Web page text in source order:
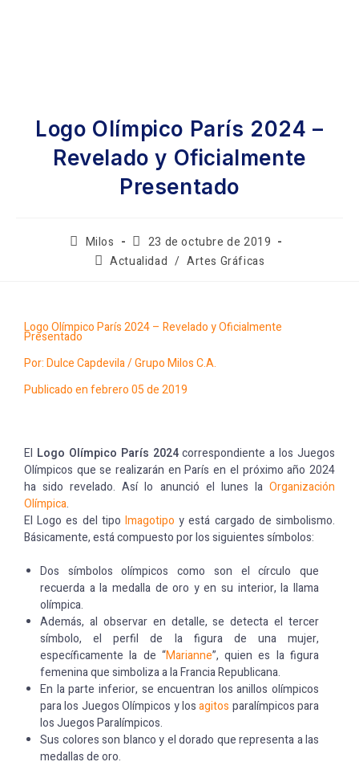
Logo Olímpico París 2024 –
Revelado y Oficialmente
Presentado
Milos
23 de octubre de 2019
Actualidad / Artes Gráficas
Logo Olímpico París 2024 – Revelado y Oficialmente
Presentado
Por: Dulce Capdevila / Grupo Milos C.A.
Publicado en febrero 05 de 2019
El Logo Olímpico París 2024correspondiente a los Juegos
Olímpicos que se realizarán en París en el próximo año 2024
ha sido revelado. Así lo anunció el lunes la Organización
Olímpica.
El Logo es del tipo Imagotipo y está cargado de simbolismo.
Básicamente, está compuesto por los siguientes símbolos:
Dos símbolos olímpicos como son el círculo que
recuerda a la medalla de oro y en su interior, la llama
olímpica.
Además, al observar en detalle, se detecta el tercer
símbolo, el perfil de la figura de una mujer,
específicamente la de “Marianne”, quien es la figura
femenina que simboliza a la Francia Republicana.
En la parte inferior, se encuentran los anillos olímpicos
para los Juegos Olímpicos y losagitos paralímpicos para
los Juegos Paralímpicos.
Sus colores son blanco y el dorado que representa a las
medallas de oro.